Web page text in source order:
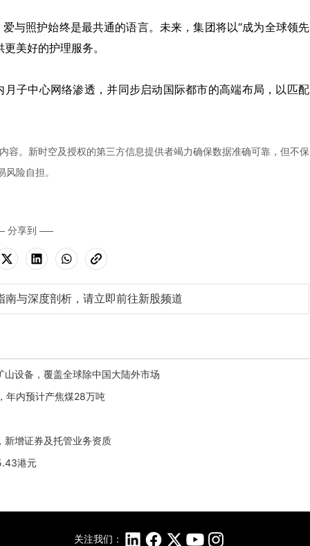
与照护始终是最共通的语言。未来，集团将以“成为全球领先
美好的护理服务。
子中心网络渗透，并同步启动国际都市的高端布局，以匹配
容。新时空及授权的第三方信息提供者竭力确保数据准确可靠，但不保
险自担。
分享到
与深度剖析，请立即前往新股频道
设备，覆盖全球除中国大陆外市场
年内预计产焦煤28万吨
新增证券及托管业务资质
港元
关注我们：